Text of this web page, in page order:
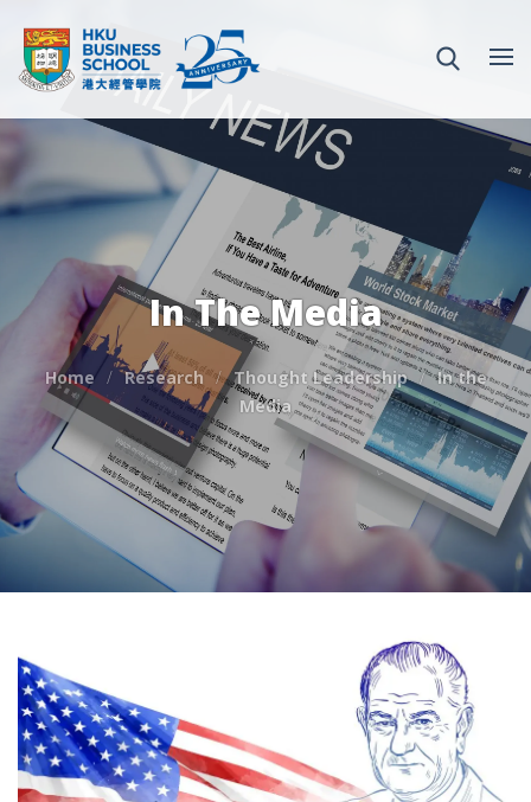
In The Media
Home Research Thought Leadership
In the
Media